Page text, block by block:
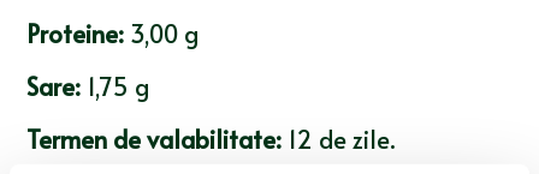
Proteine: 3,00 g
Sare: 1,75 g
Termen de valabilitate: 12 de zile.